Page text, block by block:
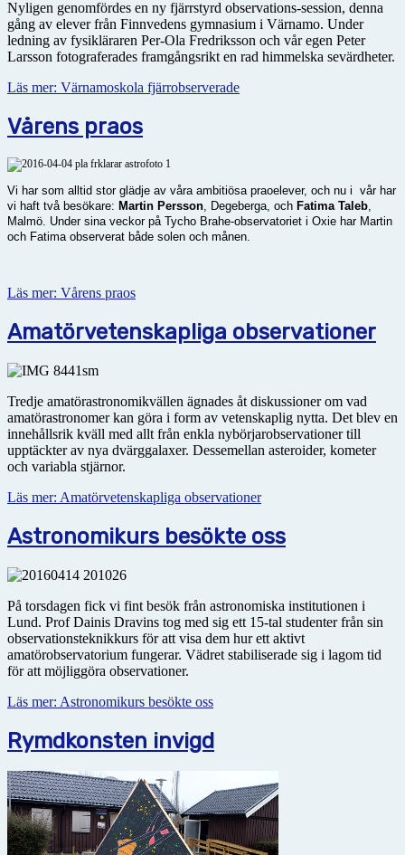
Nyligen genomfördes en ny fjärrstyrd observations-session, denna
gång av elever från Finnvedens gymnasium i Värnamo. Under
ledning av fysikläraren Per-Ola Fredriksson och vår egen Peter
Larsson fotograferades framgångsrikt en rad himmelska sevärdheter.
Läs mer: Värnamoskola fjärrobserverade
Vårens praos
Vi har som alltid stor glädje av våra ambitiösa praoelever, och nu i vår har
vi haft två besökare: Martin Persson , Degeberga, och Fatima Taleb
Malmö. Under sina veckor på Tycho Brahe-observatoriet i Oxie har Martin
och Fatima observerat både solen och månen.
Läs mer: Vårens praos
Amatörvetenskapliga observationer
Tredje amatörastronomikvällen ägnades åt diskussioner om vad
amatörastronomer kan göra i form av vetenskaplig nytta. Det blev en
innehållsrik kväll med allt från enkla nybörjarobservationer till
upptäckter av nya dvärggalaxer. Dessemellan asteroider, kometer
och variabla stjärnor.
Läs mer: Amatörvetenskapliga observationer
Astronomikurs besökte oss
På torsdagen fick vi fint besök från astronomiska institutionen i
Lund. Prof Dainis Dravins tog med sig ett 15-tal studenter från sin
observationsteknikkurs för att visa dem hur ett aktivt
amatörobservatorium fungerar. Vädret stabiliserade sig i lagom tid
för att möjliggöra observationer.
Läs mer: Astronomikurs besökte oss
Rymdkonsten invigd